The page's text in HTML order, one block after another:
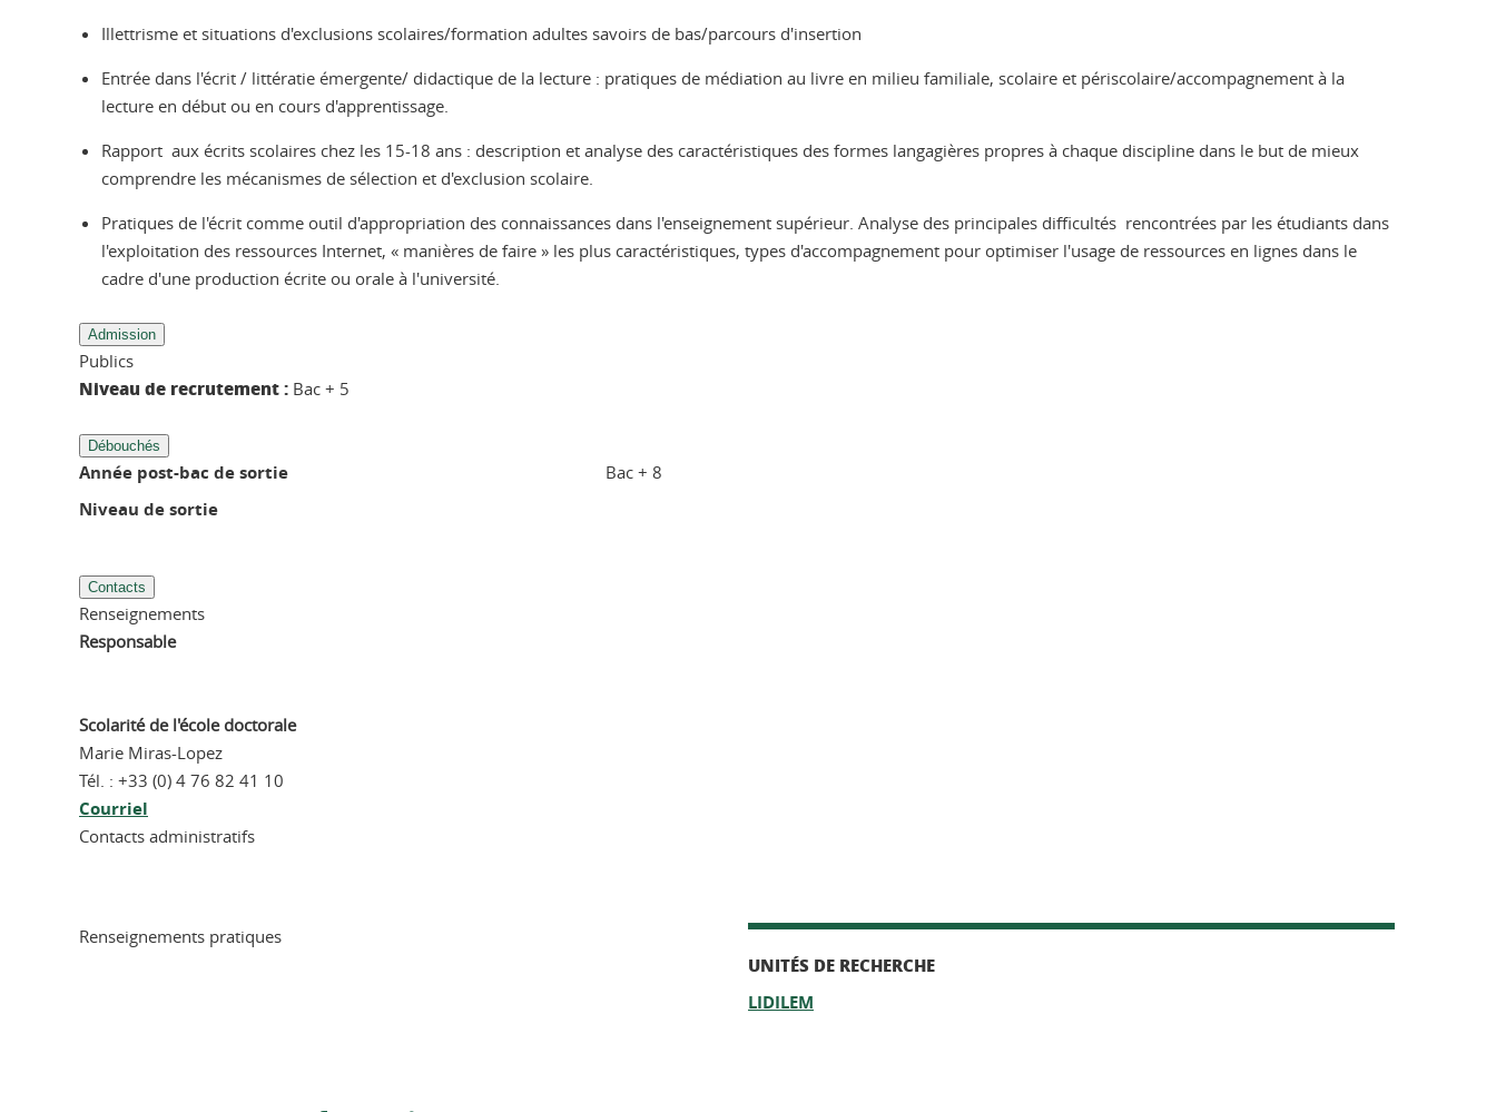
Illettrisme et situations d'exclusions scolaires/formation adultes savoirs de bas/parcours d'insertion
Entrée dans l'écrit / littératie émergente/ didactique de la lecture : pratiques de médiation au livre en milieu familiale, scolaire et périscolaire/accompagnement à la
lecture en début ou en cours d'apprentissage.
Rapport aux écrits scolaires chez les 15-18 ans : description et analyse des caractéristiques des formes langagières propres à chaque discipline dans le but de mieux
comprendre les mécanismes de sélection et d'exclusion scolaire.
Pratiques de l'écrit comme outil d'appropriation des connaissances dans l'enseignement supérieur. Analyse des principales difficultés rencontrées par les étudiants dans
l'exploitation des ressources Internet, « manières de faire » les plus caractéristiques, types d'accompagnement pour optimiser l'usage de ressources en lignes dans le
cadre d'une production écrite ou orale à l'université.
Admission
Publics
Niveau de recrutement : Bac + 5
Débouchés
Année post-bac de sortie Bac + 8
Niveau de sortie
Contacts
Renseignements
Responsable
Scolarité de l'école doctorale
Marie Miras-Lopez
Tél. : +33 (0) 4 76 82 41 10
Courriel
Contacts administratifs
Renseignements pratiques
UNITÉS DE RECHERCHE
LIDILEM